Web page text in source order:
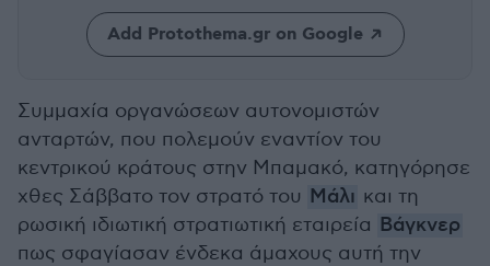
Add Protothema.gr on Google
Συμμαχία οργανώσεων αυτονομιστών
ανταρτών, που πολεμούν εναντίον του
κεντρικού κράτους στην Μπαμακό, κατηγόρησε
χθες Σάββατο τον στρατό του Μάλι και τη
ρωσική ιδιωτική στρατιωτική εταιρεία Βάγκνερ
πως σφαγίασαν ένδεκα άμαχους αυτή την